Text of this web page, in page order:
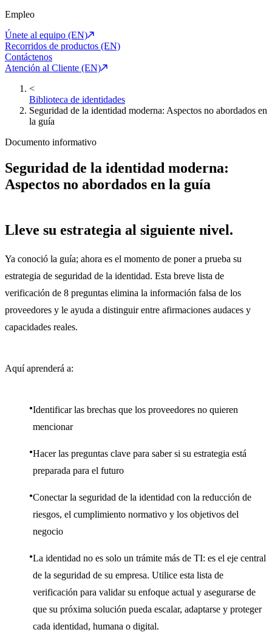
Empleo
Únete al equipo (EN)
Recorridos de productos (EN)
Contáctenos
Atención al Cliente (EN)
<
Biblioteca de identidades
Seguridad de la identidad moderna: Aspectos no abordados en
la guía
Documento informativo
Seguridad de la identidad moderna:
Aspectos no abordados en la guía
Lleve su estrategia al siguiente nivel.
Ya conoció la guía; ahora es el momento de poner a prueba su
estrategia de seguridad de la identidad. Esta breve lista de
verificación de 8 preguntas elimina la información falsa de los
proveedores y le ayuda a distinguir entre afirmaciones audaces y
capacidades reales.
Aquí aprenderá a:
Identificar las brechas que los proveedores no quieren
mencionar
Hacer las preguntas clave para saber si su estrategia está
preparada para el futuro
Conectar la seguridad de la identidad con la reducción de
riesgos, el cumplimiento normativo y los objetivos del
negocio
La identidad no es solo un trámite más de TI: es el eje central
de la seguridad de su empresa. Utilice esta lista de
verificación para validar su enfoque actual y asegurarse de
que su próxima solución pueda escalar, adaptarse y proteger
cada identidad, humana o digital.